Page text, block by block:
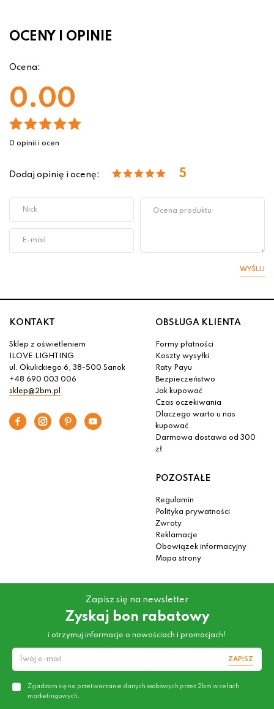
OCENY I OPINIE
Ocena:
0.00
0 opinii i ocen
Dodaj opinię i ocenę: 5
WYŚLIJ
KONTAKT
Sklep z oświetleniem
ILOVE LIGHTING
ul. Okulickiego 6, 38-500 Sanok
+48 690 003 006
sklep@2bm.pl
OBSŁUGA KLIENTA
Formy płatności
Koszty wysyłki
Raty Payu
Bezpieczeństwo
Jak kupować
Czas oczekiwania
Dlaczego warto u nas
kupować
Darmowa dostawa od 300
zł
POZOSTAŁE
Regulamin
Polityka prywatności
Zwroty
Reklamacje
Obowiązek informacyjny
Mapa strony
Zapisz się na newsletter
Zyskaj bon rabatowy
i otrzymuj informacje o nowościach i promocjach!
ZAPISZ
Zgadzam się na przetwarzanie danych osobowych przez 2bm w celach
marketingowych.